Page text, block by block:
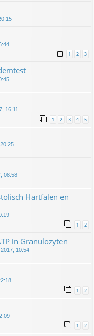
1 2 3
16:11
1 2 3 4 5
08:58
Hartfalen en
1 2
in Granulozyten
10:54
1 2
1 2